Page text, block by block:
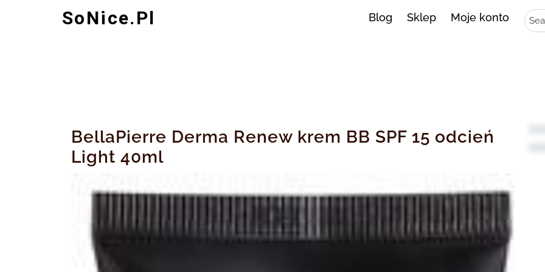
SoNice.pl Blog Sklep Moje konto
BellaPierre Derma Renew krem BB SPF 15 odcień
Light 40ml